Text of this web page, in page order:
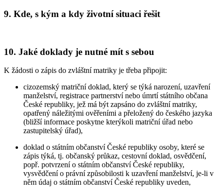
9. Kde, s kým a kdy životní situaci řešit
10. Jaké doklady je nutné mít s sebou
K žádosti o zápis do zvláštní matriky je třeba připojit:
cizozemský matriční doklad, který se týká narození, uzavření
manželství, registrace partnerství nebo úmrtí státního občana
České republiky, jež má být zapsáno do zvláštní matriky,
opatřený náležitými ověřeními a přeložený do českého jazyka
(bližší informace poskytne kterýkoli matriční úřad nebo
zastupitelský úřad),
doklad o státním občanství České republiky osoby, které se
zápis týká, tj. občanský průkaz, cestovní doklad, osvědčení,
popř. potvrzení o státním občanství České republiky,
vysvědčení o právní způsobilosti k uzavření manželství, je-li v
něm údaj o státním občanství České republiky uveden,